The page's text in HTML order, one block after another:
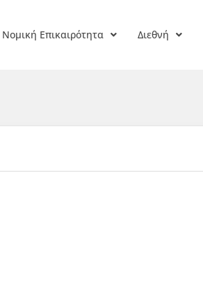
Νομική Επικαιρότητα Διεθνή